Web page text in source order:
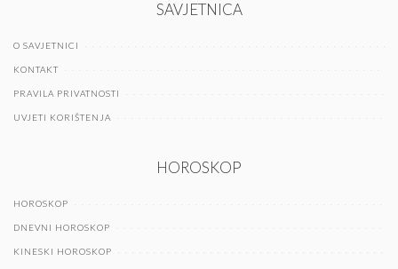
SAVJETNICA
O SAVJETNICI
KONTAKT
PRAVILA PRIVATNOSTI
UVJETI KORIŠTENJA
HOROSKOP
HOROSKOP
DNEVNI HOROSKOP
KINESKI HOROSKOP